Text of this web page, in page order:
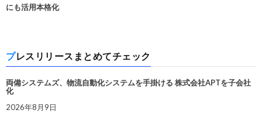
にも活用本格化
プレスリリースまとめてチェック
両備システムズ、物流自動化システムを手掛ける 株式会社APTを子会社
化
2026年8月9日